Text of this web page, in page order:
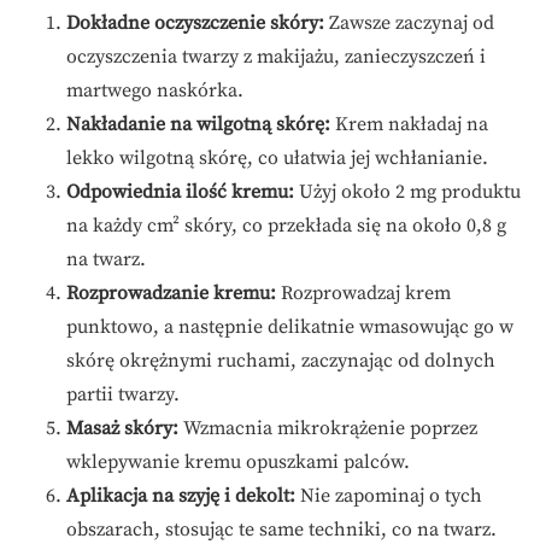
Dokładne oczyszczenie skóry: Zawsze zaczynaj od
oczyszczenia twarzy z makijażu, zanieczyszczeń i
martwego naskórka.
Nakładanie na wilgotną skórę: Krem nakładaj na
lekko wilgotną skórę, co ułatwia jej wchłanianie.
Odpowiednia ilość kremu: Użyj około 2 mg produktu
na każdy cm² skóry, co przekłada się na około 0,8 g
na twarz.
Rozprowadzanie kremu: Rozprowadzaj krem
punktowo, a następnie delikatnie wmasowując go w
skórę okrężnymi ruchami, zaczynając od dolnych
partii twarzy.
Masaż skóry: Wzmacnia mikrokrążenie poprzez
wklepywanie kremu opuszkami palców.
Aplikacja na szyję i dekolt: Nie zapominaj o tych
obszarach, stosując te same techniki, co na twarz.